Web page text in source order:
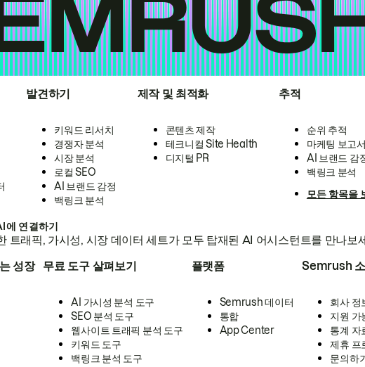
발견하기
키워드 리서치
경쟁자 분석
시장 분석
로컬 SEO
AI 브랜드 감정
백링크 분석
제작 및 최적화
콘텐츠 제작
테크니컬 Site Health
디지털 PR
추적
순위 추적
마케팅 보고
AI 브랜드 감
백링크 분석
모든 항목을
연결하기
트래픽, 가시성, 시장 데이터 세트가 모두 탑재된 AI 어시스턴트를 만나보
성장 무료 도구 살펴보기
AI 가시성 분석 도구
SEO 분석 도구
웹사이트 트래픽 분석 도구
키워드 도구
백링크 분석 도구
플랫폼
Semrush 데이터
통합
App Center
Semrush
회사 정
지원 가
통계 자
제휴 프
문의하